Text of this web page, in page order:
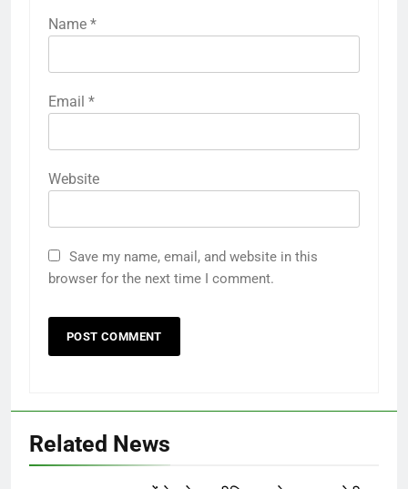
Name *
Email *
Website
Save my name, email, and website in this
browser for the next time I comment.
Related News